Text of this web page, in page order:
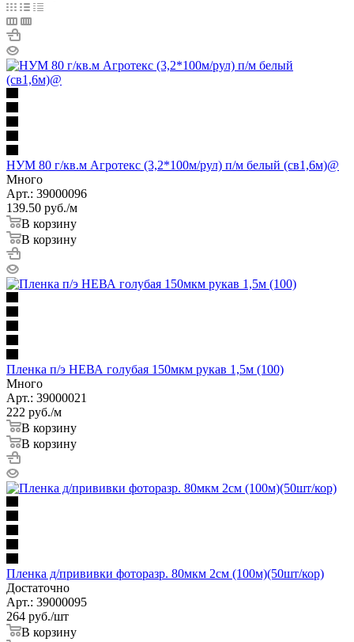
НУМ 80 г/кв.м Агротекс (3,2*100м/рул) п/м белый (св1,6м)@
Много
Арт.: 39000096
139.50 руб./м
В корзину
В корзину
Пленка п/э НЕВА голубая 150мкм рукав 1,5м (100)
Много
Арт.: 39000021
222 руб./м
В корзину
В корзину
Пленка д/прививки фоторазр. 80мкм 2см (100м)(50шт/кор)
Достаточно
Арт.: 39000095
264 руб./шт
В корзину